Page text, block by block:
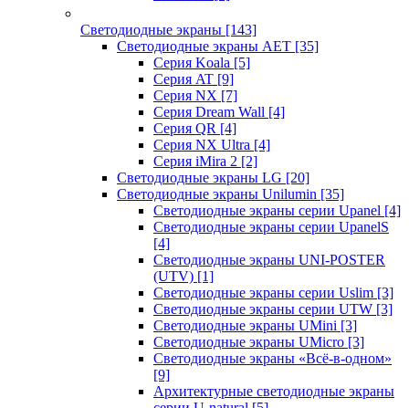
Светодиодные экраны [143]
Светодиодные экраны AET [35]
Cерия Koala [5]
Серия AT [9]
Серия NX [7]
Серия Dream Wall [4]
Серия QR [4]
Серия NX Ultra [4]
Серия iMira 2 [2]
Светодиодные экраны LG [20]
Светодиодные экраны Unilumin [35]
Светодиодные экраны серии Upanel [4]
Светодиодные экраны серии UpanelS
[4]
Светодиодные экраны UNI-POSTER
(UTV) [1]
Светодиодные экраны серии Uslim [3]
Светодиодные экраны серии UTW [3]
Светодиодные экраны UMini [3]
Светодиодные экраны UMicro [3]
Светодиодные экраны «Всё-в-одном»
[9]
Архитектурные светодиодные экраны